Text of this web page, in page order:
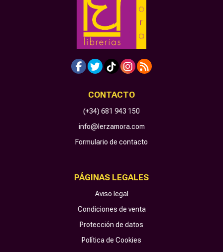
CONTACTO
(+34) 681 943 150
info@lerzamora.com
Formulario de contacto
PÁGINAS LEGALES
Aviso legal
Condiciones de venta
Protección de datos
Política de Cookies